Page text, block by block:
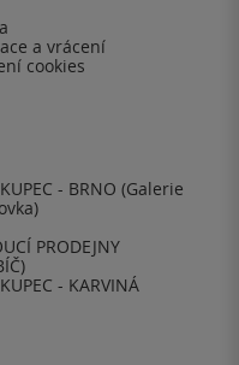
a vrácení
cookies
- BRNO (Galerie
PRODEJNY
- KARVINÁ